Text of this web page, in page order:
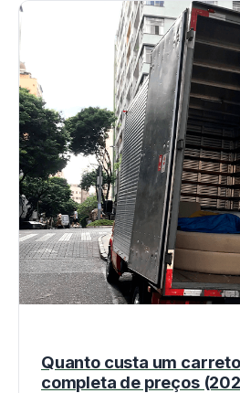
Quanto custa um
completa de preços